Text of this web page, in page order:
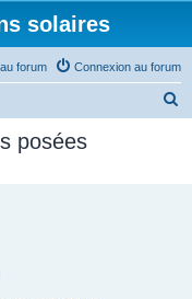
solaires
Connexion au forum
forum
posées